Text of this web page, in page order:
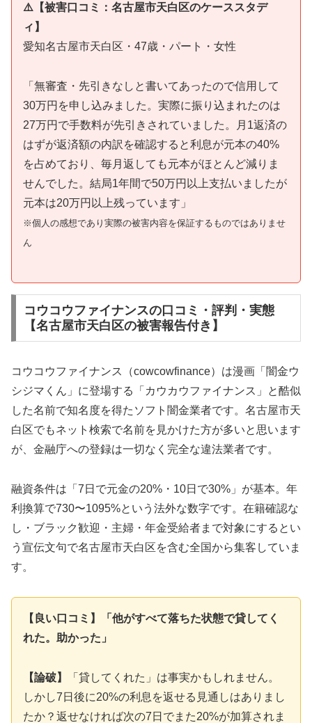
⚠️【被害口コミ：名古屋市天白区のケーススタデ
ィ】
愛知名古屋市天白区・47歳・パート・女性
「無審査・先引きなしと書いてあったので信用して
30万円を申し込みました。実際に振り込まれたのは
27万円で手数料が先引きされていました。月1返済の
はずが返済額の内訳を確認すると利息が元本の40%
を占めており、毎月返しても元本がほとんど減りま
せんでした。結局1年間で50万円以上支払いましたが
元本は20万円以上残っています」
※個人の感想であり実際の被害内容を保証するものではありませ
ん
コウコウファイナンスの口コミ・評判・実態
【名古屋市天白区の被害報告付き】
コウコウファイナンス（cowcowfinance）は漫画「闇金ウ
シジマくん」に登場する「カウカウファイナンス」と酷似
した名前で知名度を得たソフト闇金業者です。名古屋市天
白区でもネット検索で名前を見かけた方が多いと思います
が、金融庁への登録は一切なく完全な違法業者です。
融資条件は「7日で元金の20%・10日で30%」が基本。年
利換算で730〜1095%という法外な数字です。在籍確認な
し・ブラック歓迎・主婦・年金受給者まで対象にするとい
う宣伝文句で名古屋市天白区を含む全国から集客していま
す。
【良い口コミ】「他がすべて落ちた状態で貸してく
れた。助かった」
【論破】
「貸してくれた」は事実かもしれません。
しかし7日後に20%の利息を返せる見通しはありまし
たか？返せなければ次の7日でまた20%が加算されま